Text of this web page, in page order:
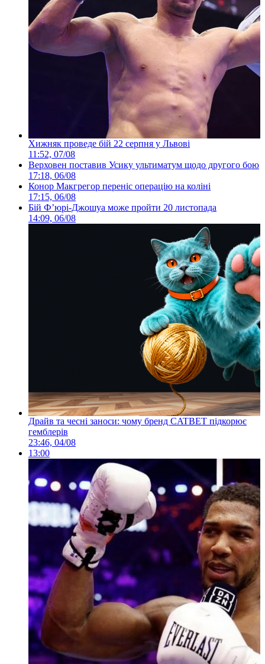
Хижняк проведе бій 22 серпня у Львові
11:52, 07/08
Верховен поставив Усику ультиматум щодо другого бою
17:18, 06/08
Конор Макгрегор переніс операцію на коліні
17:15, 06/08
Бій Ф’юрі-Джошуа може пройти 20 листопада
14:09, 06/08
Драйв та чесні заноси: чому бренд CATBET підкорює
гемблерів
23:46, 04/08
13:00